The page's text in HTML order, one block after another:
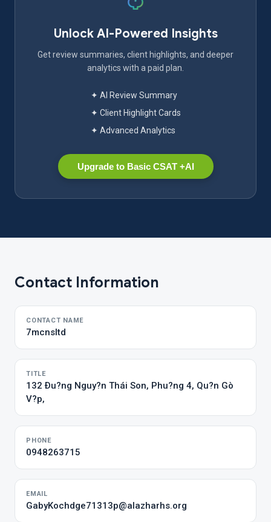
Unlock AI-Powered Insights
Get review summaries, client highlights, and deeper
analytics with a paid plan.
✦ AI Review Summary
✦ Client Highlight Cards
✦ Advanced Analytics
Upgrade to Basic CSAT +AI
Contact Information
CONTACT NAME
7mcnsltd
TITLE
132 Ðu?ng Nguy?n Thái Son, Phu?ng 4, Qu?n Gò
V?p,
PHONE
0948263715
EMAIL
GabyKochdge71313p@alazharhs.org